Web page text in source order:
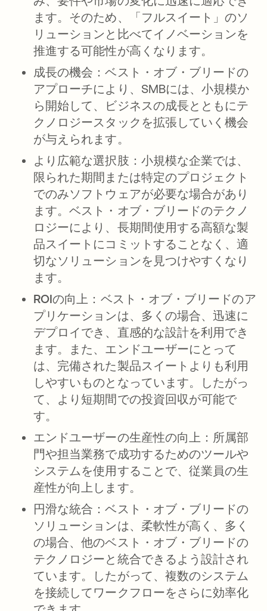
ます。そのため、「フルスイート」のソ
リューションと比べてイノベーションを
推進する可能性が高くなります。
成長の機会 ：ベスト・オブ・ブリードの
アプローチにより、SMBには、小規模か
ら開始して、ビジネスの成長とともにテ
クノロジースタックを拡張していく機会
が与えられます。
より広範な選択肢： 小規模な企業では、
限られた期間または特定のプロジェクト
でのみソフトウェアが必要な場合があり
ます。ベスト・オブ・ブリードのテクノ
ロジーにより、長期間使用する高額な製
品スイートにコミットすることなく、適
切なソリューションを見つけやすくなり
ます。
ROIの向上： ベスト・オブ・ブリードのア
プリケーションは、多くの場合、迅速に
デプロイでき、直感的な設計を利用でき
ます。また、エンドユーザーにとって
は、完備された製品スイートよりも利用
しやすいものとなっています。したがっ
て、より短期間での投資回収が可能で
す。
エンドユーザーの生産性の向上： 所属部
門や担当業務で成功するためのツールや
システムを使用することで、従業員の生
産性が向上します。
円滑な統合：ベスト・オブ・ブリードの
ソリューションは、柔軟性が高く、多く
の場合、他のベスト・オブ・ブリードの
テクノロジーと統合できるよう設計され
ています。したがって、複数のシステム
を接続してワークフローをさらに効率化